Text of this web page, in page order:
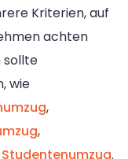
Kriterien, auf
achten
sollte
wie
,
,
Studentenumzug.